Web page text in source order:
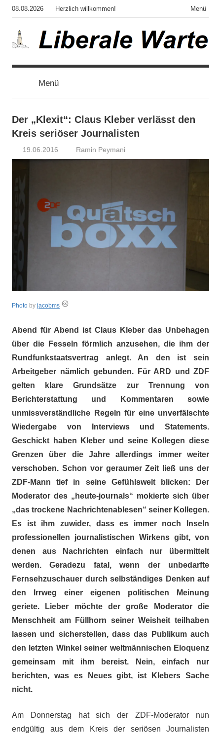
Zum
Inhalt
springen
08.08.2026 Herzlich willkommen! Menü
Liberale
Warte
"Corona,
Klima,
"2020",
Untergangs",
"Hexenjagd",
"Spukschloss
Deutschland"
Menü
Der „Klexit“: Claus Kleber verlässt den
Kreis seriöser Journalisten
19.06.2016
Ramin Peymani
Tagesthema
Photo by jacobms
Abend für Abend ist Claus Kleber das Unbehagen
über die Fesseln förmlich anzusehen, die ihm der
Rundfunkstaatsvertrag anlegt. An den ist sein
Arbeitgeber nämlich gebunden. Für ARD und ZDF
gelten klare Grundsätze zur Trennung von
Berichterstattung und Kommentaren sowie
unmissverständliche Regeln für eine unverfälschte
Wiedergabe von Interviews und Statements.
Geschickt haben Kleber und seine Kollegen diese
Grenzen über die Jahre allerdings immer weiter
verschoben. Schon vor geraumer Zeit ließ uns der
ZDF-Mann tief in seine Gefühlswelt blicken: Der
Moderator des „heute-journals“ mokierte sich über
„das trockene Nachrichtenablesen“ seiner Kollegen.
Es ist ihm zuwider, dass es immer noch Inseln
professionellen journalistischen Wirkens gibt, von
denen aus Nachrichten einfach nur übermittelt
werden. Geradezu fatal, wenn der unbedarfte
Fernsehzuschauer durch selbständiges Denken auf
den Irrweg einer eigenen politischen Meinung
geriete. Lieber möchte der große Moderator die
Menschheit am Füllhorn seiner Weisheit teilhaben
lassen und sicherstellen, dass das Publikum auch
den letzten Winkel seiner weltmännischen Eloquenz
gemeinsam mit ihm bereist. Nein, einfach nur
berichten, was es Neues gibt, ist Klebers Sache
nicht.
Am Donnerstag hat sich der ZDF-Moderator nun
endgültig aus dem Kreis der seriösen Journalisten